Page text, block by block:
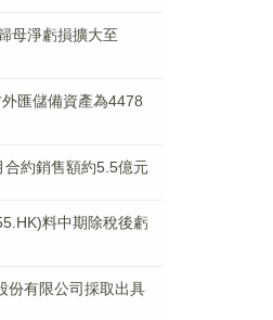
母淨虧損擴大至
匯儲備資產為4478
約銷售額約5.5億元
料中期除稅後虧
份有限公司採取出具